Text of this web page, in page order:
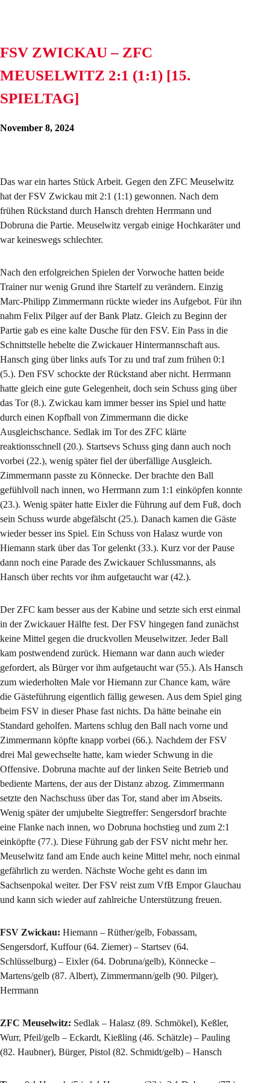
FSV ZWICKAU – ZFC
MEUSELWITZ 2:1 (1:1) [15.
SPIELTAG]
November 8, 2024
Das war ein hartes Stück Arbeit. Gegen den ZFC Meuselwitz
hat der FSV Zwickau mit 2:1 (1:1) gewonnen. Nach dem
frühen Rückstand durch Hansch drehten Herrmann und
Dobruna die Partie. Meuselwitz vergab einige Hochkaräter und
war keineswegs schlechter.
Nach den erfolgreichen Spielen der Vorwoche hatten beide
Trainer nur wenig Grund ihre Startelf zu verändern. Einzig
Marc-Philipp Zimmermann rückte wieder ins Aufgebot. Für ihn
nahm Felix Pilger auf der Bank Platz. Gleich zu Beginn der
Partie gab es eine kalte Dusche für den FSV. Ein Pass in die
Schnittstelle hebelte die Zwickauer Hintermannschaft aus.
Hansch ging über links aufs Tor zu und traf zum frühen 0:1
(5.). Den FSV schockte der Rückstand aber nicht. Herrmann
hatte gleich eine gute Gelegenheit, doch sein Schuss ging über
das Tor (8.). Zwickau kam immer besser ins Spiel und hatte
durch einen Kopfball von Zimmermann die dicke
Ausgleichschance. Sedlak im Tor des ZFC klärte
reaktionsschnell (20.). Startsevs Schuss ging dann auch noch
vorbei (22.), wenig später fiel der überfällige Ausgleich.
Zimmermann passte zu Könnecke. Der brachte den Ball
gefühlvoll nach innen, wo Herrmann zum 1:1 einköpfen konnte
(23.). Wenig später hatte Eixler die Führung auf dem Fuß, doch
sein Schuss wurde abgefälscht (25.). Danach kamen die Gäste
wieder besser ins Spiel. Ein Schuss von Halasz wurde von
Hiemann stark über das Tor gelenkt (33.). Kurz vor der Pause
dann noch eine Parade des Zwickauer Schlussmanns, als
Hansch über rechts vor ihm aufgetaucht war (42.).
Der ZFC kam besser aus der Kabine und setzte sich erst einmal
in der Zwickauer Hälfte fest. Der FSV hingegen fand zunächst
keine Mittel gegen die druckvollen Meuselwitzer. Jeder Ball
kam postwendend zurück. Hiemann war dann auch wieder
gefordert, als Bürger vor ihm aufgetaucht war (55.). Als Hansch
zum wiederholten Male vor Hiemann zur Chance kam, wäre
die Gästeführung eigentlich fällig gewesen. Aus dem Spiel ging
beim FSV in dieser Phase fast nichts. Da hätte beinahe ein
Standard geholfen. Martens schlug den Ball nach vorne und
Zimmermann köpfte knapp vorbei (66.). Nachdem der FSV
drei Mal gewechselte hatte, kam wieder Schwung in die
Offensive. Dobruna machte auf der linken Seite Betrieb und
bediente Martens, der aus der Distanz abzog. Zimmermann
setzte den Nachschuss über das Tor, stand aber im Abseits.
Wenig später der umjubelte Siegtreffer: Sengersdorf brachte
eine Flanke nach innen, wo Dobruna hochstieg und zum 2:1
einköpfte (77.). Diese Führung gab der FSV nicht mehr her.
Meuselwitz fand am Ende auch keine Mittel mehr, noch einmal
gefährlich zu werden. Nächste Woche geht es dann im
Sachsenpokal weiter. Der FSV reist zum VfB Empor Glauchau
und kann sich wieder auf zahlreiche Unterstützung freuen.
FSV Zwickau: Hiemann – Rüther/gelb, Fobassam,
Sengersdorf, Kuffour (64. Ziemer) – Startsev (64.
Schlüsselburg) – Eixler (64. Dobruna/gelb), Könnecke –
Martens/gelb (87. Albert), Zimmermann/gelb (90. Pilger),
Herrmann
ZFC Meuselwitz: Sedlak – Halasz (89. Schmökel), Keßler,
Wurr, Pfeil/gelb – Eckardt, Kießling (46. Schätzle) – Pauling
(82. Haubner), Bürger, Pistol (82. Schmidt/gelb) – Hansch